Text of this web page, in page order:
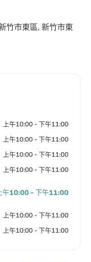
竹市東區, 新竹市東
上午10:00 - 下午11:00
上午10:00 - 下午11:00
上午10:00 - 下午11:00
上午10:00 - 下午11:00
午10:00 - 下午11:00
上午10:00 - 下午11:00
上午10:00 - 下午11:00